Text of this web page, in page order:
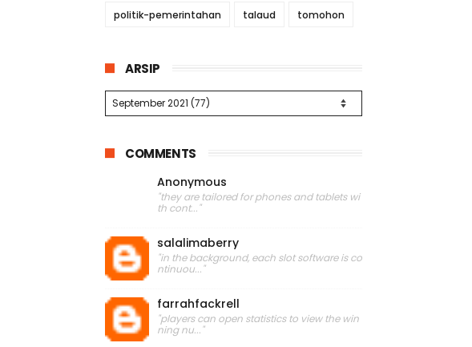
politik-pemerintahan talaud tomohon
ARSIP
COMMENTS
Anonymous
"they are tailored for phones and tablets wi
th cont..."
salalimaberry
"in the background, each slot software is co
ntinuou..."
farrahfackrell
"players can open statistics to view the win
ning nu..."